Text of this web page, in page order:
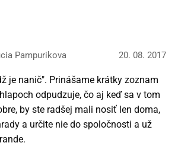
Pampurikova 20. 08. 2017
je nanič". Prinášame krátky zoznam
odpudzuje, čo aj keď sa v tom
by ste radšej mali nosiť len doma,
a určite nie do spoločnosti a už